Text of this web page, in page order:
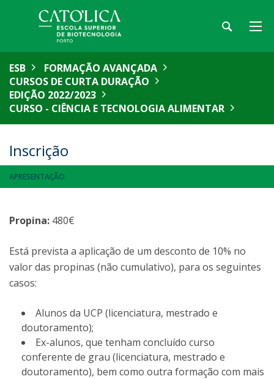
ESB
FORMAÇÃO AVANÇADA
CURSOS DE CURTA DURAÇÃO
EDIÇÃO 2022/2023
CURSO - CIÊNCIA E TECNOLOGIA ALIMENTAR
Inscrição
APRESENTAÇÃO
Propina: 480€
Está prevista a aplicação de um desconto de 10% no
valor das propinas (não cumulativo), para os seguintes
casos:
Alunos da UCP (licenciatura, mestrado e
doutoramento);
Ex-alunos, que tenham concluído curso
conferente de grau (licenciatura, mestrado e
doutoramento), bem como outra formação com mais